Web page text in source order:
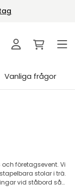
Vanliga frågor
och företagsevent. Vi
stolar i trä.
vid ståbord så